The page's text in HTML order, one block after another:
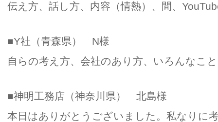
伝え方、話し方、内容（情熱）、間、
■Y社（青森県） N様
自らの考え方、会社のあり方、いろんなこ
■神明工務店（神奈川県） 北島様
本日はありがとうございました。私なりに